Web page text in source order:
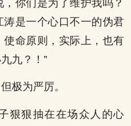
你们是为了维护我吗？
是一个心口不一的伪君
命原则，实际上，也有
九？！”
极为严厉。
狠狠抽在在场众人的心